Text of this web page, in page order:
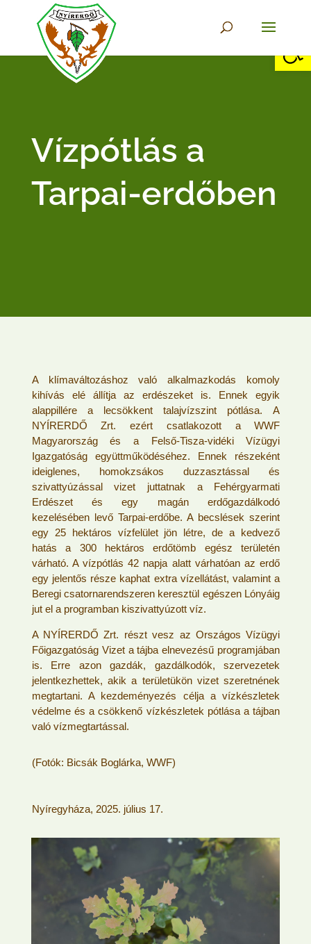
Vízpótlás a
Tarpai-erdőben
A klímaváltozáshoz való alkalmazkodás komoly
kihívás elé állítja az erdészeket is. Ennek egyik
alappillére a lecsökkent talajvízszint pótlása. A
NYÍRERDŐ Zrt. ezért csatlakozott a WWF
Magyarország és a Felső-Tisza-vidéki Vízügyi
Igazgatóság együttműködéséhez. Ennek részeként
ideiglenes, homokzsákos duzzasztással és
szivattyúzással vizet juttatnak a Fehérgyarmati
Erdészet és egy magán erdőgazdálkodó
kezelésében levő Tarpai-erdőbe. A becslések szerint
egy 25 hektáros vízfelület jön létre, de a kedvező
hatás a 300 hektáros erdőtömb egész területén
várható. A vízpótlás 42 napja alatt várhatóan az erdő
egy jelentős része kaphat extra vízellátást, valamint a
Beregi csatornarendszeren keresztül egészen Lónyáig
jut el a programban kiszivattyúzott víz.
A NYÍRERDŐ Zrt. részt vesz az Országos Vízügyi
Főigazgatóság Vizet a tájba elnevezésű programjában
is. Erre azon gazdák, gazdálkodók, szervezetek
jelentkezhettek, akik a területükön vizet szeretnének
megtartani. A kezdeményezés célja a vízkészletek
védelme és a csökkenő vízkészletek pótlása a tájban
való vízmegtartással.
(Fotók: Bicsák Boglárka, WWF)
Nyíregyháza, 2025. július 17.